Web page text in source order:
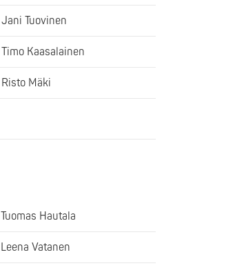
Jani Tuovinen
Timo Kaasalainen
Risto Mäki
Tuomas Hautala
Leena Vatanen